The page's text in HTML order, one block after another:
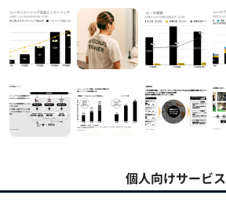
個人向けサービス